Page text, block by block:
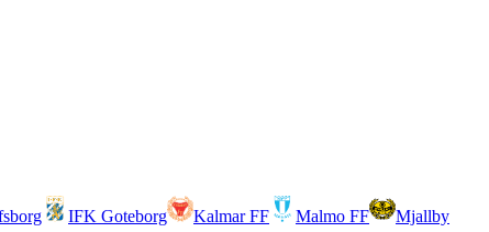
IFK Goteborg Kalmar FF Malmo FF
Mjallby